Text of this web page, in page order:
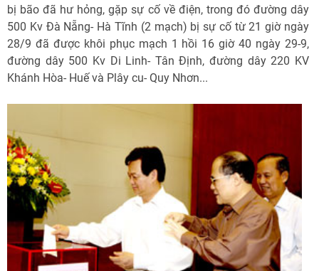
bị bão đã hư hỏng, gặp sự cố về điện, trong đó đường dây
500 Kv Đà Nẵng- Hà Tĩnh (2 mạch) bị sự cố từ 21 giờ ngày
28/9 đã được khôi phục mạch 1 hồi 16 giờ 40 ngày 29-9,
đường dây 500 Kv Di Linh- Tân Định, đường dây 220 KV
Khánh Hòa- Huế và Plây cu- Quy Nhơn...